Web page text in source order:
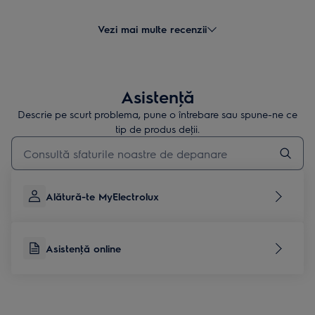
- documentație neprietenoasa
Vezi mai multe recenzii
Asistenţă
Descrie pe scurt problema, pune o întrebare sau spune-ne ce
tip de produs deţii.
Type to search for support articles
Alătură-te MyElectrolux
Asistenţă online